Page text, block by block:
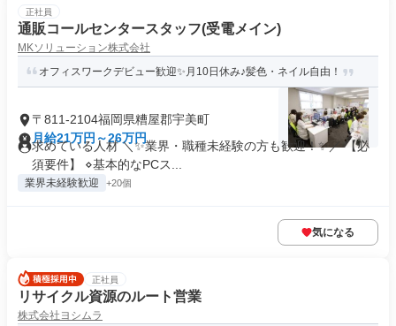
正社員
通販コールセンタースタッフ(受電メイン)
MKソリューション株式会社
オフィスワークデビュー歓迎✨月10日休み♪髪色・ネイル自由！
〒811-2104福岡県糟屋郡宇美町
月給21万円～26万円
求めている人材 ＼✨業界・職種未経験の方も歓迎！✨／ 【必
須要件】 ⋄基本的なPCス...
業界未経験歓迎 +20個
気になる
正社員
リサイクル資源のルート営業
株式会社ヨシムラ